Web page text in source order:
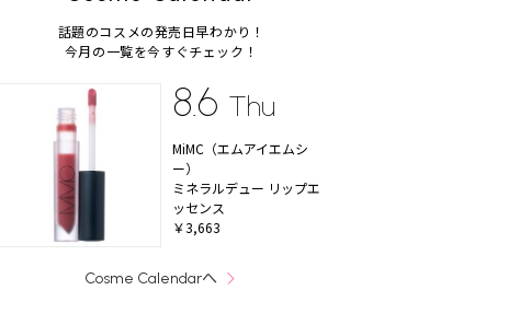
話題のコスメの発売日早わかり！
今月の一覧を今すぐチェック！
8.6 Thu
MiMC（エムアイエムシ
ー）
ミネラルデュー リップエ
ッセンス
￥3,663
Cosme Calendarへ